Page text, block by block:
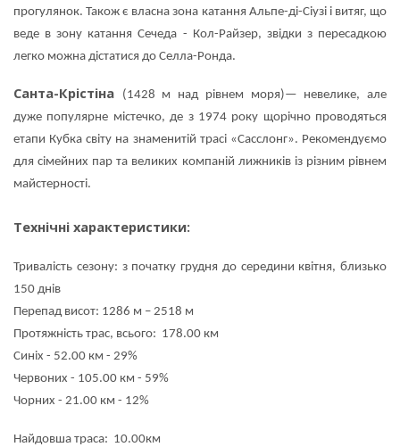
прогулянок. Також є власна зона катання Альпе-ді-Сіузі і витяг, що
веде в зону катання Сечеда - Кол-Райзер, звідки з пересадкою
легко можна дістатися до Селла-Ронда.
Санта-Крістіна
(1428 м над рівнем моря)— невелике, але
дуже популярне містечко, де з 1974 року щорічно проводяться
етапи Кубка світу на знаменитій трасі «Cасслонг». Рекомендуємо
для сімейних пар та великих компаній лижників із різним рівнем
майстерності.
Технічні характеристики:
Тривалість сезону: з початку грудня до середини квітня, близько
150 днів
Перепад висот: 1286 м – 2518 м
Протяжність трас, всього: 178.00 км
Синіх - 52.00 км - 29%
Червоних - 105.00 км - 59%
Чорних - 21.00 км - 12%
Найдовша траса: 10.00км